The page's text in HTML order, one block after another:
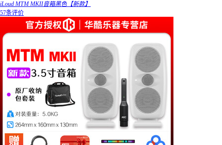
iLoud MTM MKII音箱黑色【新款】
57条评价